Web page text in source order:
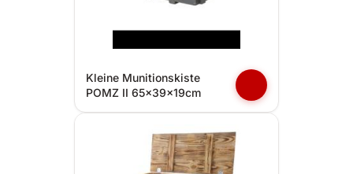
Kleine Munitionskiste
POMZ II 65x39x19cm